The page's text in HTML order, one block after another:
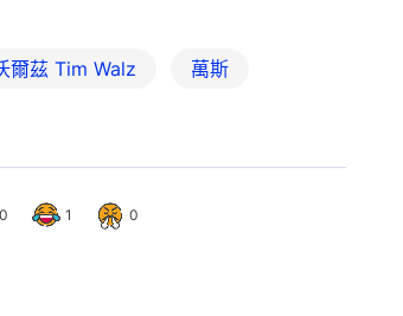
爾茲 Tim Walz 萬斯
0 1 0